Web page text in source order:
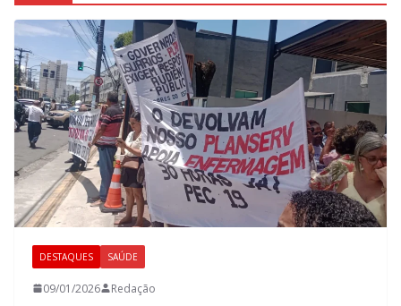
DESTAQUES SAÚDE
09/01/2026 Redação